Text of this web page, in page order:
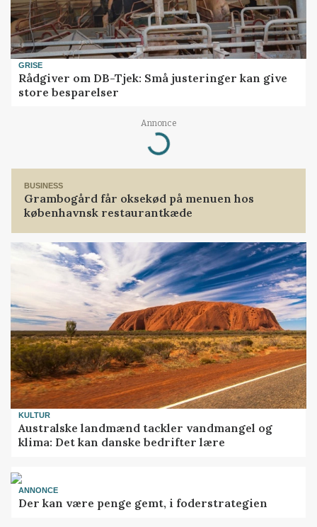
GRISE
Rådgiver om DB-Tjek: Små justeringer kan give
store besparelser
Annonce
Loading...
BUSINESS
Grambogård får oksekød på menuen hos
københavnsk restaurantkæde
KULTUR
Australske landmænd tackler vandmangel og
klima: Det kan danske bedrifter lære
ANNONCE
Der kan være penge gemt, i foderstrategien